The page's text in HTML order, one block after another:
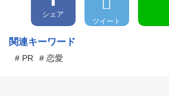
シェア
ツイート
関連キーワード
# PR # 恋愛